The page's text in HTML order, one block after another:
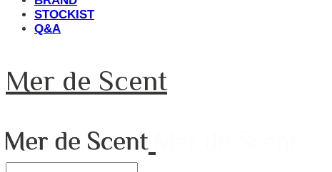
STOCKIST
Q&A
Mer de Scent